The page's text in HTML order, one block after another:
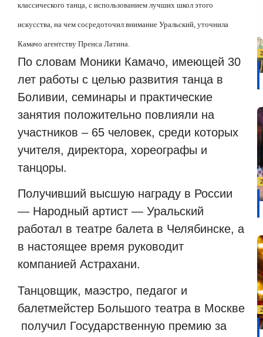
классического танца, с использованием лучших школ этого
искусства, на чем сосредоточил внимание Уральский, уточнила
Камачо агентству Пренса Латина.
По словам Моники Камачо, имеющей 30
лет работы с целью развития танца в
Боливии, семинары и практические
занятия положительно повлияли на
участников – 65 человек, среди которых
учителя, директора, хореографы и
танцоры.
Получивший высшую награду в России
— Народный артист — Уральский
работал в театре балета в Челябинске, а
в настоящее время руководит
компанией Астрахани.
Танцовщик, маэстро, педагог и
балетмейстер Большого театра в Москве
получил Государственную премию за